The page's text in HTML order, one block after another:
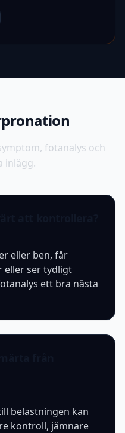
fotanalys och
inlägg.
eller ben, får
eller ser tydligt
ett bra nästa
belastningen kan
kontroll, jämnare